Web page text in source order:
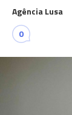
Agência Lusa
0